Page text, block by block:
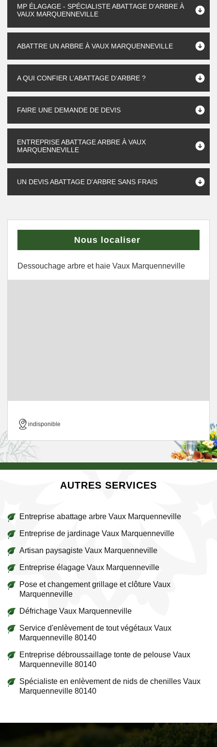
MP ÉLAGAGE - SPÉCIALISTE ABATTAGE D'ARBRE À
VAUX MARQUENNEVILLE
ABATTRE UN ARBRE À VAUX MARQUENNEVILLE
A QUI CONFIER L’ABATTAGE D‘ARBRE ?
FAIRE UNE DEMANDE DE DEVIS
ENTREPRISE ABATTAGE ARBRE À VAUX
MARQUENNEVILLE
UN DEVIS ABATTAGE D'ARBRE SANS FRAIS
Nous localiser
Dessouchage arbre et haie Vaux Marquenneville
indisponible
AUTRES SERVICES
Entreprise abattage arbre Vaux Marquenneville
Entreprise de jardinage Vaux Marquenneville
Artisan paysagiste Vaux Marquenneville
Entreprise élagage Vaux Marquenneville
Pose et changement grillage et clôture Vaux
Marquenneville
Défrichage Vaux Marquenneville
Service d'enlèvement de tout végétaux Vaux
Marquenneville 80140
Entreprise débroussaillage tonte de pelouse Vaux
Marquenneville 80140
Spécialiste en enlèvement de nids de chenilles Vaux
Marquenneville 80140